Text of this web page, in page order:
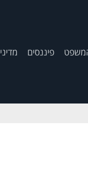
פיננסים